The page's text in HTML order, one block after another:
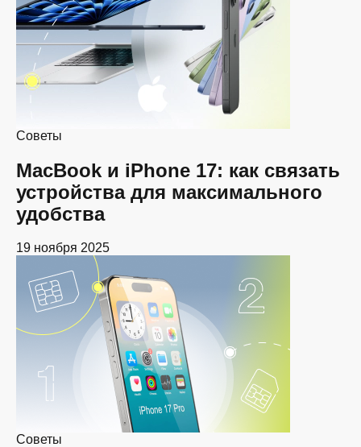
Советы
MacBook и iPhone 17: как связать
устройства для максимального
удобства
19 ноября 2025
Советы